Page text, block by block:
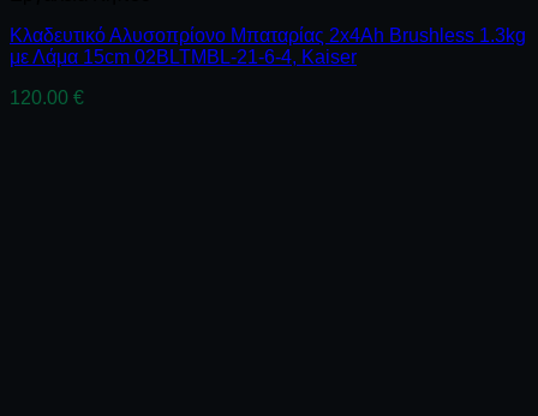
Κλαδευτικό Αλυσοπρίονο Μπαταρίας 2x4Ah Brushless 1.3kg
με Λάμα 15cm 02BLTMBL-21-6-4, Kaiser
120.00 €